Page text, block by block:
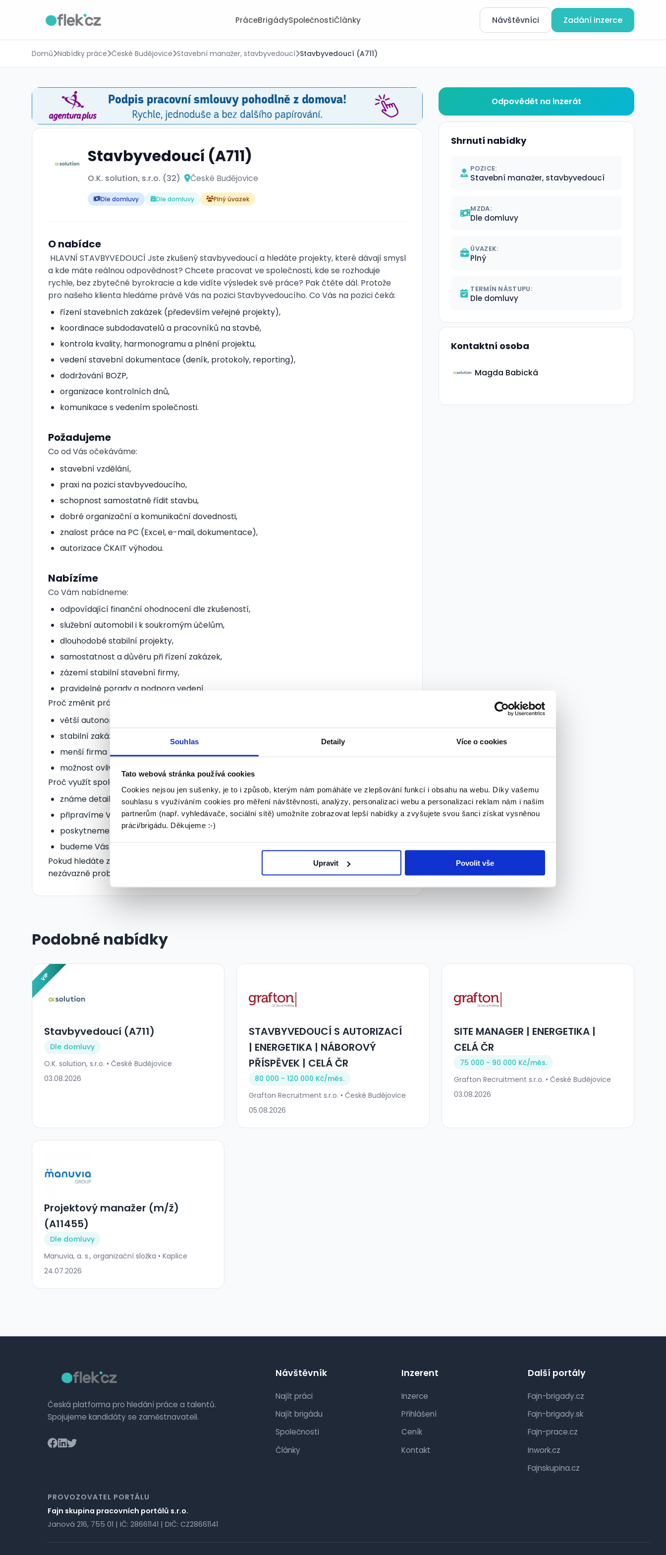
Souhlas Detaily Více o cookies
Tato webová stránka používá cookies
Cookies nejsou jen sušenky, je to i způsob, kterým nám pomáháte ve zlepšování funkcí i obsahu na webu. Díky vašemu
souhlasu s využíváním cookies pro měření návštěvnosti, analýzy, personalizaci webu a personalizaci reklam nám i našim
partnerům (např. vyhledávače, sociální sítě) umožníte zobrazovat lepší nabídky a zvyšujete svou šanci získat vysněnou
práci/brigádu. Děkujeme :-)
Upravit Povolit vše
PráceBrigádySpolečnostiČlánky Návštěvníci Zadání inzerce
Domů Nabídky práce České Budějovice Stavební manažer, stavbyvedoucí Stavbyvedoucí (A711)
Stavbyvedoucí (A711)
O.K. solution, s.r.o. (32) České Budějovice
Dle domluvy Dle domluvy Plný úvazek
O nabídce
HLAVNÍ STAVBYVEDOUCÍ Jste zkušený stavbyvedoucí a hledáte projekty, které dávají smysl
a kde máte reálnou odpovědnost? Chcete pracovat ve společnosti, kde se rozhoduje
rychle, bez zbytečné byrokracie a kde vidíte výsledek své práce? Pak čtěte dál. Protože
pro našeho klienta hledáme právě Vás na pozici Stavbyvedoucího. Co Vás na pozici čeká:
řízení stavebních zakázek (především veřejné projekty),
koordinace subdodavatelů a pracovníků na stavbě,
kontrola kvality, harmonogramu a plnění projektu,
vedení stavební dokumentace (deník, protokoly, reporting),
dodržování BOZP,
organizace kontrolních dnů,
komunikace s vedením společnosti.
Požadujeme
Co od Vás očekáváme:
stavební vzdělání,
praxi na pozici stavbyvedoucího,
schopnost samostatně řídit stavbu,
dobré organizační a komunikační dovednosti,
znalost práce na PC (Excel, e-mail, dokumentace),
autorizace ČKAIT výhodou.
Nabízíme
Co Vám nabídneme:
odpovídající finanční ohodnocení dle zkušeností,
služební automobil i k soukromým účelům,
dlouhodobé stabilní projekty,
samostatnost a důvěru při řízení zakázek,
zázemí stabilní stavební firmy,
pravidelné porady a podpora vedení.
Proč změnit práci právě teď:
větší autonomie – budete mít projekty skutečně „ve svých rukou“,
stabilní zakázky bez výkyvů,
menší firma = rychlé rozhodování, méně administrativy,
možnost ovlivnit průběh i výsledky zakázek.
Proč využít spolupráci s námi:
známe detailně náplň práce i očekávání,
připravíme Vás na jednání s klientem,
poskytneme Vám reálný pohled na firmu,
budeme Vás provázet celým procesem.
Pokud hledáte změnu a chcete posunout svou kariéru dál, ozvěte se nám. Rádi s Vámi vše
nezávazně probereme.
Odpovědět na inzerát
Shrnutí nabídky
POZICE:
Stavební manažer, stavbyvedoucí
MZDA:
Dle domluvy
ÚVAZEK:
Plný
TERMÍN NÁSTUPU:
Dle domluvy
Kontaktní osoba
Magda Babická
Podobné nabídky
VIP
Stavbyvedoucí (A711)
Dle domluvy
O.K. solution, s.r.o. • České Budějovice
03.08.2026
STAVBYVEDOUCÍ S AUTORIZACÍ
| ENERGETIKA | NÁBOROVÝ
PŘÍSPĚVEK | CELÁ ČR
80 000 - 120 000 Kč/měs.
Grafton Recruitment s.r.o. • České Budějovice
05.08.2026
SITE MANAGER | ENERGETIKA |
CELÁ ČR
75 000 - 90 000 Kč/měs.
Grafton Recruitment s.r.o. • České Budějovice
03.08.2026
Projektový manažer (m/ž)
(A11455)
Dle domluvy
Manuvia, a. s., organizační složka • Kaplice
24.07.2026
Česká platforma pro hledání práce a talentů.
Spojujeme kandidáty se zaměstnavateli.
Návštěvník
Najít práci
Najít brigádu
Společnosti
Články
Inzerent
Inzerce
Přihlášení
Ceník
Kontakt
Další portály
Fajn-brigady.cz
Fajn-brigady.sk
Fajn-prace.cz
Inwork.cz
Fajnskupina.cz
PROVOZOVATEL PORTÁLU
Fajn skupina pracovních portálů s.r.o.
Janová 216, 755 01 | IČ: 28661141 | DIČ: CZ28661141